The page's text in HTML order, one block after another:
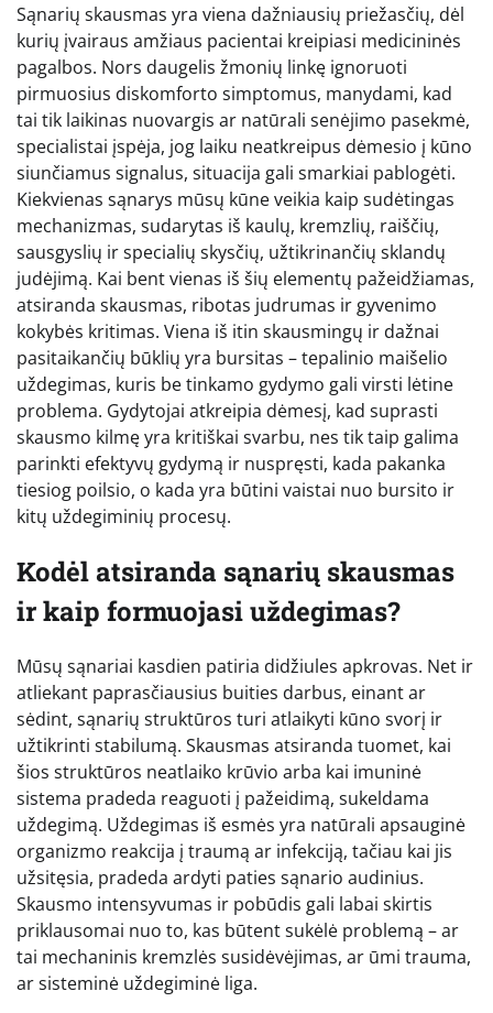
Sąnarių skausmas yra viena dažniausių priežasčių, dėl
kurių įvairaus amžiaus pacientai kreipiasi medicininės
pagalbos. Nors daugelis žmonių linkę ignoruoti
pirmuosius diskomforto simptomus, manydami, kad
tai tik laikinas nuovargis ar natūrali senėjimo pasekmė,
specialistai įspėja, jog laiku neatkreipus dėmesio į kūno
siunčiamus signalus, situacija gali smarkiai pablogėti.
Kiekvienas sąnarys mūsų kūne veikia kaip sudėtingas
mechanizmas, sudarytas iš kaulų, kremzlių, raiščių,
sausgyslių ir specialių skysčių, užtikrinančių sklandų
judėjimą. Kai bent vienas iš šių elementų pažeidžiamas,
atsiranda skausmas, ribotas judrumas ir gyvenimo
kokybės kritimas. Viena iš itin skausmingų ir dažnai
pasitaikančių būklių yra bursitas – tepalinio maišelio
uždegimas, kuris be tinkamo gydymo gali virsti lėtine
problema. Gydytojai atkreipia dėmesį, kad suprasti
skausmo kilmę yra kritiškai svarbu, nes tik taip galima
parinkti efektyvų gydymą ir nuspręsti, kada pakanka
tiesiog poilsio, o kada yra būtini vaistai nuo bursito ir
kitų uždegiminių procesų.
Kodėl atsiranda sąnarių skausmas
ir kaip formuojasi uždegimas?
Mūsų sąnariai kasdien patiria didžiules apkrovas. Net ir
atliekant paprasčiausius buities darbus, einant ar
sėdint, sąnarių struktūros turi atlaikyti kūno svorį ir
užtikrinti stabilumą. Skausmas atsiranda tuomet, kai
šios struktūros neatlaiko krūvio arba kai imuninė
sistema pradeda reaguoti į pažeidimą, sukeldama
uždegimą. Uždegimas iš esmės yra natūrali apsauginė
organizmo reakcija į traumą ar infekciją, tačiau kai jis
užsitęsia, pradeda ardyti paties sąnario audinius.
Skausmo intensyvumas ir pobūdis gali labai skirtis
priklausomai nuo to, kas būtent sukėlė problemą – ar
tai mechaninis kremzlės susidėvėjimas, ar ūmi trauma,
ar sisteminė uždegiminė liga.